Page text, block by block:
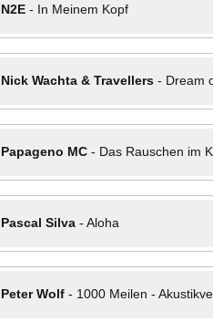
N2E- In Meinem Kopf
Nick Wachta & Travellers- Dream
Papageno MC- Das Rauschen im
Pascal Silva- Aloha
Peter Wolf- 1000 Meilen -